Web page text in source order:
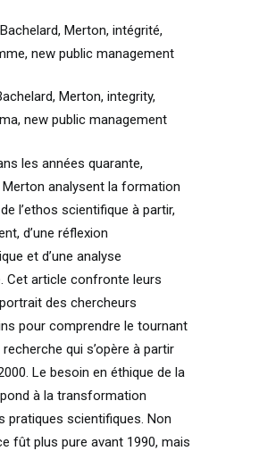
Bachelard, Merton, intégrité,
new public management
Merton, integrity,
new public management
les années quarante,
analysent la formation
l’ethos scientifique à partir,
d’une réflexion
et d’une analyse
Cet article confronte leurs
des chercheurs
pour comprendre le tournant
qui s’opère à partir
Le besoin en éthique de la
à la transformation
pratiques scientifiques. Non
fût plus pure avant 1990, mais